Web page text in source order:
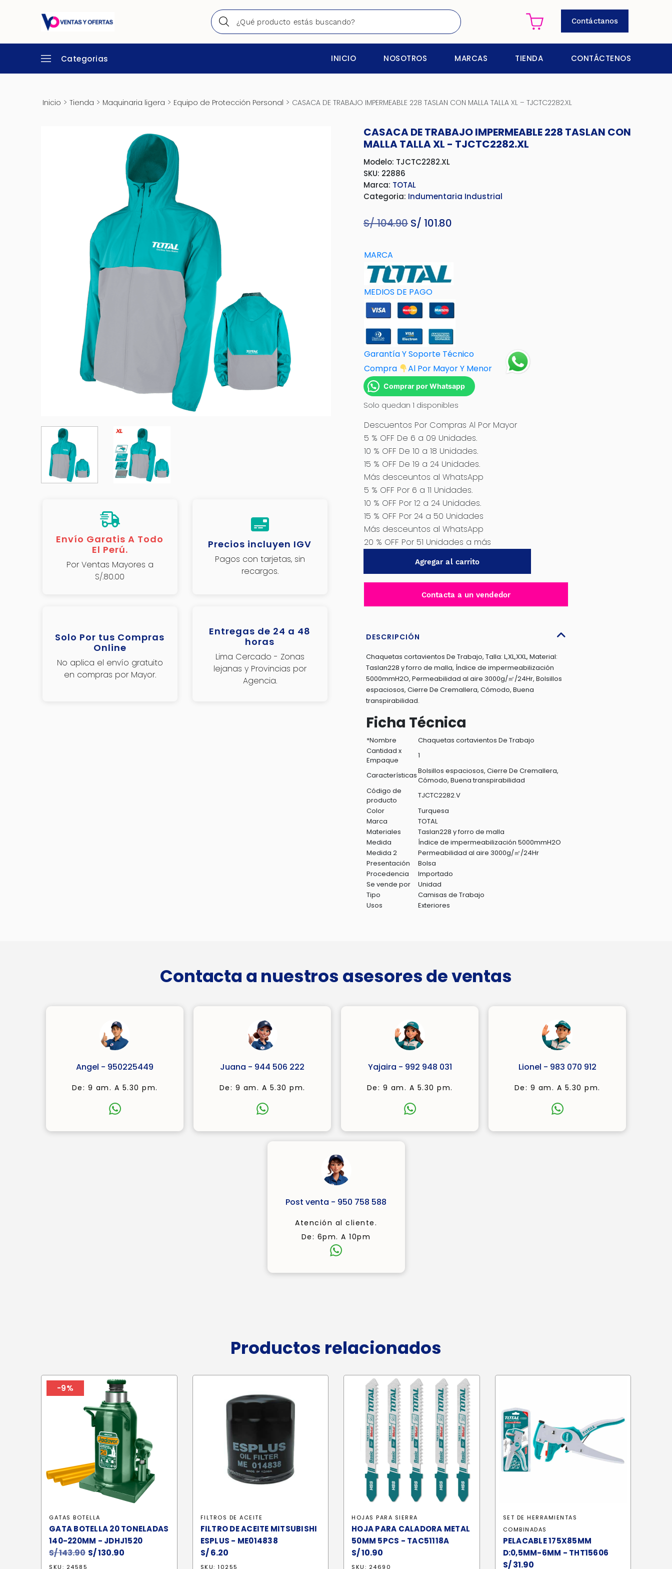
Contáctanos
Categorias INICIO NOSOTROS MARCAS TIENDA CONTÁCTENOS
Inicio > Tienda > Maquinaria ligera > Equipo de Protección Personal > CASACA DE TRABAJO IMPERMEABLE 228 TASLAN CON MALLA TALLA XL – TJCTC2282.XL
Envío Garatis A Todo
El Perú.
Por Ventas Mayores a
S/.80.00
Precios incluyen IGV
Pagos con tarjetas, sin
recargos.
Solo Por tus Compras
Online
No aplica el envío gratuito
en compras por Mayor.
Entregas de 24 a 48
horas
Lima Cercado - Zonas
lejanas y Provincias por
Agencia.
CASACA DE TRABAJO IMPERMEABLE 228 TASLAN CON
MALLA TALLA XL - TJCTC2282.XL
Modelo: TJCTC2282.XL
SKU: 22886
Marca: TOTAL
Categoria: Indumentaria Industrial
S/104.90 El
era:
S/ 104.90.
S/ 101.80
MARCA
MEDIOS DE PAGO
Garantía Y Soporte Técnico
Compra
Al Por Mayor Y Menor
Comprar por Whatsapp
Solo quedan 1 disponibles
Descuentos Por Compras Al Por Mayor
5 % OFF De 6 a 09 Unidades.
10 % OFF De 10 a 18 Unidades.
15 % OFF De 19 a 24 Unidades.
Más desceuntos al WhatsApp
5 % OFF Por 6 a 11 Unidades.
10 % OFF Por 12 a 24 Unidades.
15 % OFF Por 24 a 50 Unidades
Más desceuntos al WhatsApp
20 % OFF Por 51 Unidades a más
MALLA
XL
-
TJCTC2282.XL
cantidad
Agregar al carrito
Contacta a un vendedor
DESCRIPCIÓN
Chaquetas cortavientos De Trabajo, Talla: L,XL,XXL, Material:
Taslan228 y forro de malla, Índice de impermeabilización
5000mmH2O, Permeabilidad al aire 3000g/㎡/24Hr, Bolsillos
espaciosos, Cierre De Cremallera, Cómodo, Buena
transpirabilidad.
Ficha Técnica
*Nombre
Chaquetas cortavientos De Trabajo
Cantidad x
Empaque
1
CaracterísticasBolsillos espaciosos, Cierre De Cremallera,
Cómodo, Buena transpirabilidad
Código de
producto
TJCTC2282.V
Color
Turquesa
Marca
TOTAL
Materiales
Taslan228 y forro de malla
Medida
Índice de impermeabilización 5000mmH2O
Medida 2
Permeabilidad al aire 3000g/㎡/24Hr
Presentación
Bolsa
Procedencia
Importado
Se vende por
Unidad
Tipo
Camisas de Trabajo
Usos
Exteriores
Contacta a nuestros asesores de ventas
Angel - 950225449
De: 9 am. A 5.30 pm.
Juana - 944 506 222
De: 9 am. A 5.30 pm.
Yajaira - 992 948 031
De: 9 am. A 5.30 pm.
Lionel - 983 070 912
De: 9 am. A 5.30 pm.
Post venta - 950 758 588
Atención al cliente.
De: 6pm. A 10pm
Productos relacionados
-9%
GATAS BOTELLA
GATA BOTELLA 20 TONELADAS
140-220MM - JDHJ1520
S/143.90 El
S/130.90
SKU: 24585
FILTROS DE ACEITE
FILTRO DE ACEITE MITSUBISHI
ESPLUS - ME014838
S/6.20
SKU: 10255
HOJAS PARA SIERRA
HOJA PARA CALADORA METAL
50MM 5PCS - TAC51118A
S/10.90
SKU: 24690
SET DE HERRAMIENTAS
COMBINADAS
PELACABLE 175X85MM
D:0,5MM-6MM - THT15606
S/31.90